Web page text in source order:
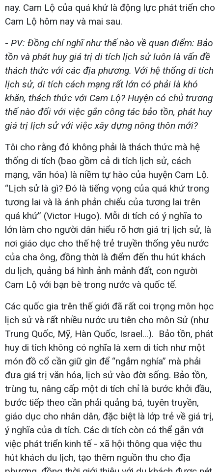
nay. Cam Lộ của quá khứ là động lực phát triển cho
Cam Lộ hôm nay và mai sau.
- PV: Đồng chí nghĩ như thế nào về quan điểm: Bảo
tồn và phát huy giá trị di tích lịch sử luôn là vấn đề
thách thức với các địa phương. Với hệ thống di tích
lịch sử, di tích cách mạng rất lớn có phải là khó
khăn, thách thức với Cam Lộ? Huyện có chủ trương
thế nào đối với việc gắn công tác bảo tồn, phát huy
giá trị lịch sử với việc xây dựng nông thôn mới?
Tôi cho rằng đó không phải là thách thức mà hệ
thống di tích (bao gồm cả di tích lịch sử, cách
mạng, văn hóa) là niềm tự hào của huyện Cam Lộ.
“Lịch sử là gì? Đó là tiếng vọng của quá khứ trong
tương lai và là ánh phản chiếu của tương lai trên
quá khứ” (Victor Hugo). Mỗi di tích có ý nghĩa to
lớn làm cho người dân hiểu rõ hơn giá trị lịch sử, là
nơi giáo dục cho thế hệ trẻ truyền thống yêu nước
của cha ông, đồng thời là điểm đến thu hút khách
du lịch, quảng bá hình ảnh mảnh đất, con người
Cam Lộ với bạn bè trong nước và quốc tế.
Các quốc gia trên thế giới đã rất coi trọng môn học
lịch sử và rất nhiều nước ưu tiên cho môn Sử (như
Trung Quốc, Mỹ, Hàn Quốc, Israel...). Bảo tồn, phát
huy di tích không có nghĩa là xem di tích như một
món đồ cổ cần giữ gìn để “ngắm nghía” mà phải
đưa giá trị văn hóa, lịch sử vào đời sống. Bảo tồn,
trùng tu, nâng cấp một di tích chỉ là bước khởi đầu,
bước tiếp theo cần phải quảng bá, tuyên truyền,
giáo dục cho nhân dân, đặc biệt là lớp trẻ về giá trị,
ý nghĩa của di tích. Các di tích còn có thể gắn với
việc phát triển kinh tế - xã hội thông qua việc thu
hút khách du lịch, tạo thêm nguồn thu cho địa